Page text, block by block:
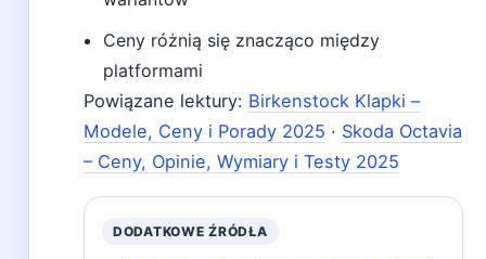
Ceny różnią się znacząco między
platformami
Powiązane lektury: Birkenstock Klapki –
Modele, Ceny i Porady 2025 · Skoda Octavia
– Ceny, Opinie, Wymiary i Testy 2025
DODATKOWE ŹRÓDŁA